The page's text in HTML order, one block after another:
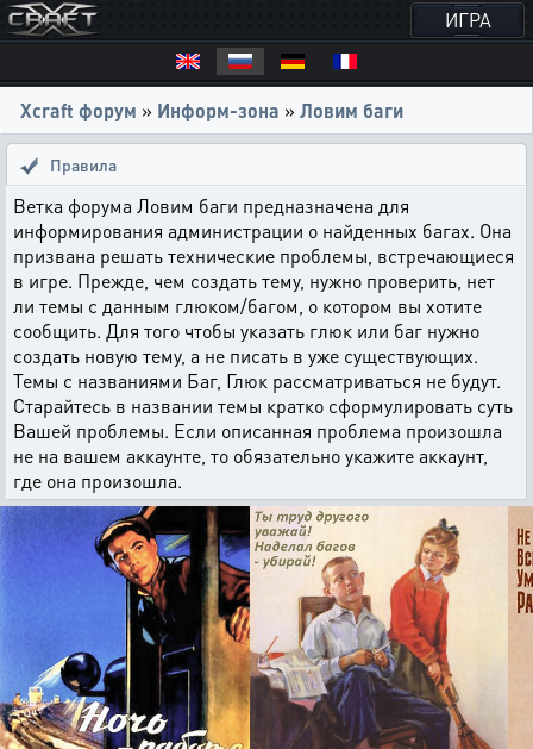
ИГРА
Xcraft форум » Информ-зона » Ловим баги
Правила
Ветка форума Ловим баги предназначена для
информирования администрации о найденных багах. Она
призвана решать технические проблемы, встречающиеся
в игре. Прежде, чем создать тему, нужно проверить, нет
ли темы с данным глюком/багом, о котором вы хотите
сообщить. Для того чтобы указать глюк или баг нужно
создать новую тему, а не писать в уже существующих.
Темы с названиями Баг, Глюк рассматриваться не будут.
Старайтесь в названии темы кратко сформулировать суть
Вашей проблемы. Если описанная проблема произошла
не на вашем аккаунте, то обязательно укажите аккаунт,
где она произошла.